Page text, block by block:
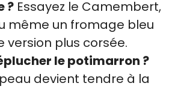
? Essayez le Camembert,
même un fromage bleu
version plus corsée.
le potimarron ?
devient tendre à la